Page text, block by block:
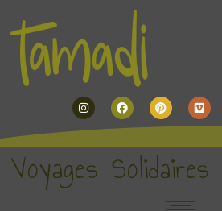
InstagramFacebookPinterestVimeo
Voyages Solidaires